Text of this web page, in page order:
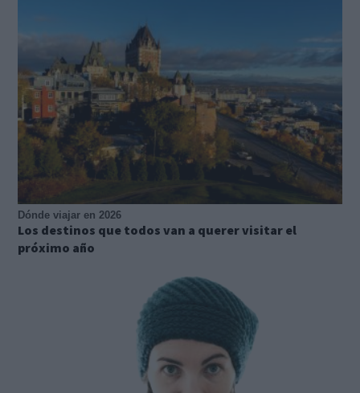
Dónde viajar en 2026
Los destinos que todos van a querer visitar el
próximo año